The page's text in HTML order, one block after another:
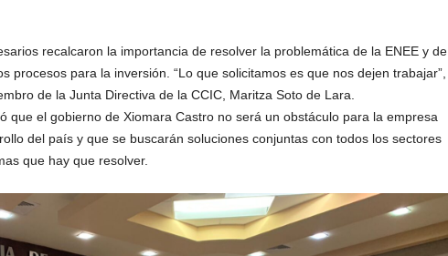
recalcaron la importancia de resolver la problemática de la ENEE y de
procesos para la inversión. “Lo que solicitamos es que nos dejen trabajar”,
de la Junta Directiva de la CCIC, Maritza Soto de Lara.
que el gobierno de Xiomara Castro no será un obstáculo para la empresa
del país y que se buscarán soluciones conjuntas con todos los sectores
que hay que resolver.